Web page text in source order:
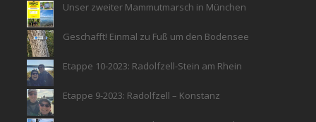
Unser zweiter Mammutmarsch in München
Geschafft! Einmal zu Fuß um den Bodensee
Etappe 10-2023: Radolfzell-Stein am Rhein
Etappe 9-2023: Radolfzell – Konstanz